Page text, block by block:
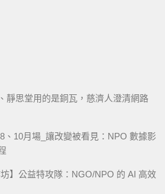
靜思堂用的是銅瓦，慈濟人澄清網路
、10月場_讓改變被看見：NPO 數據影
坊】公益特攻隊：NGO/NPO 的 AI 高效